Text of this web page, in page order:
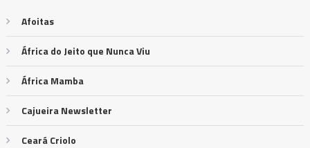
Afoitas
África do Jeito que Nunca Viu
África Mamba
Cajueira Newsletter
Ceará Criolo